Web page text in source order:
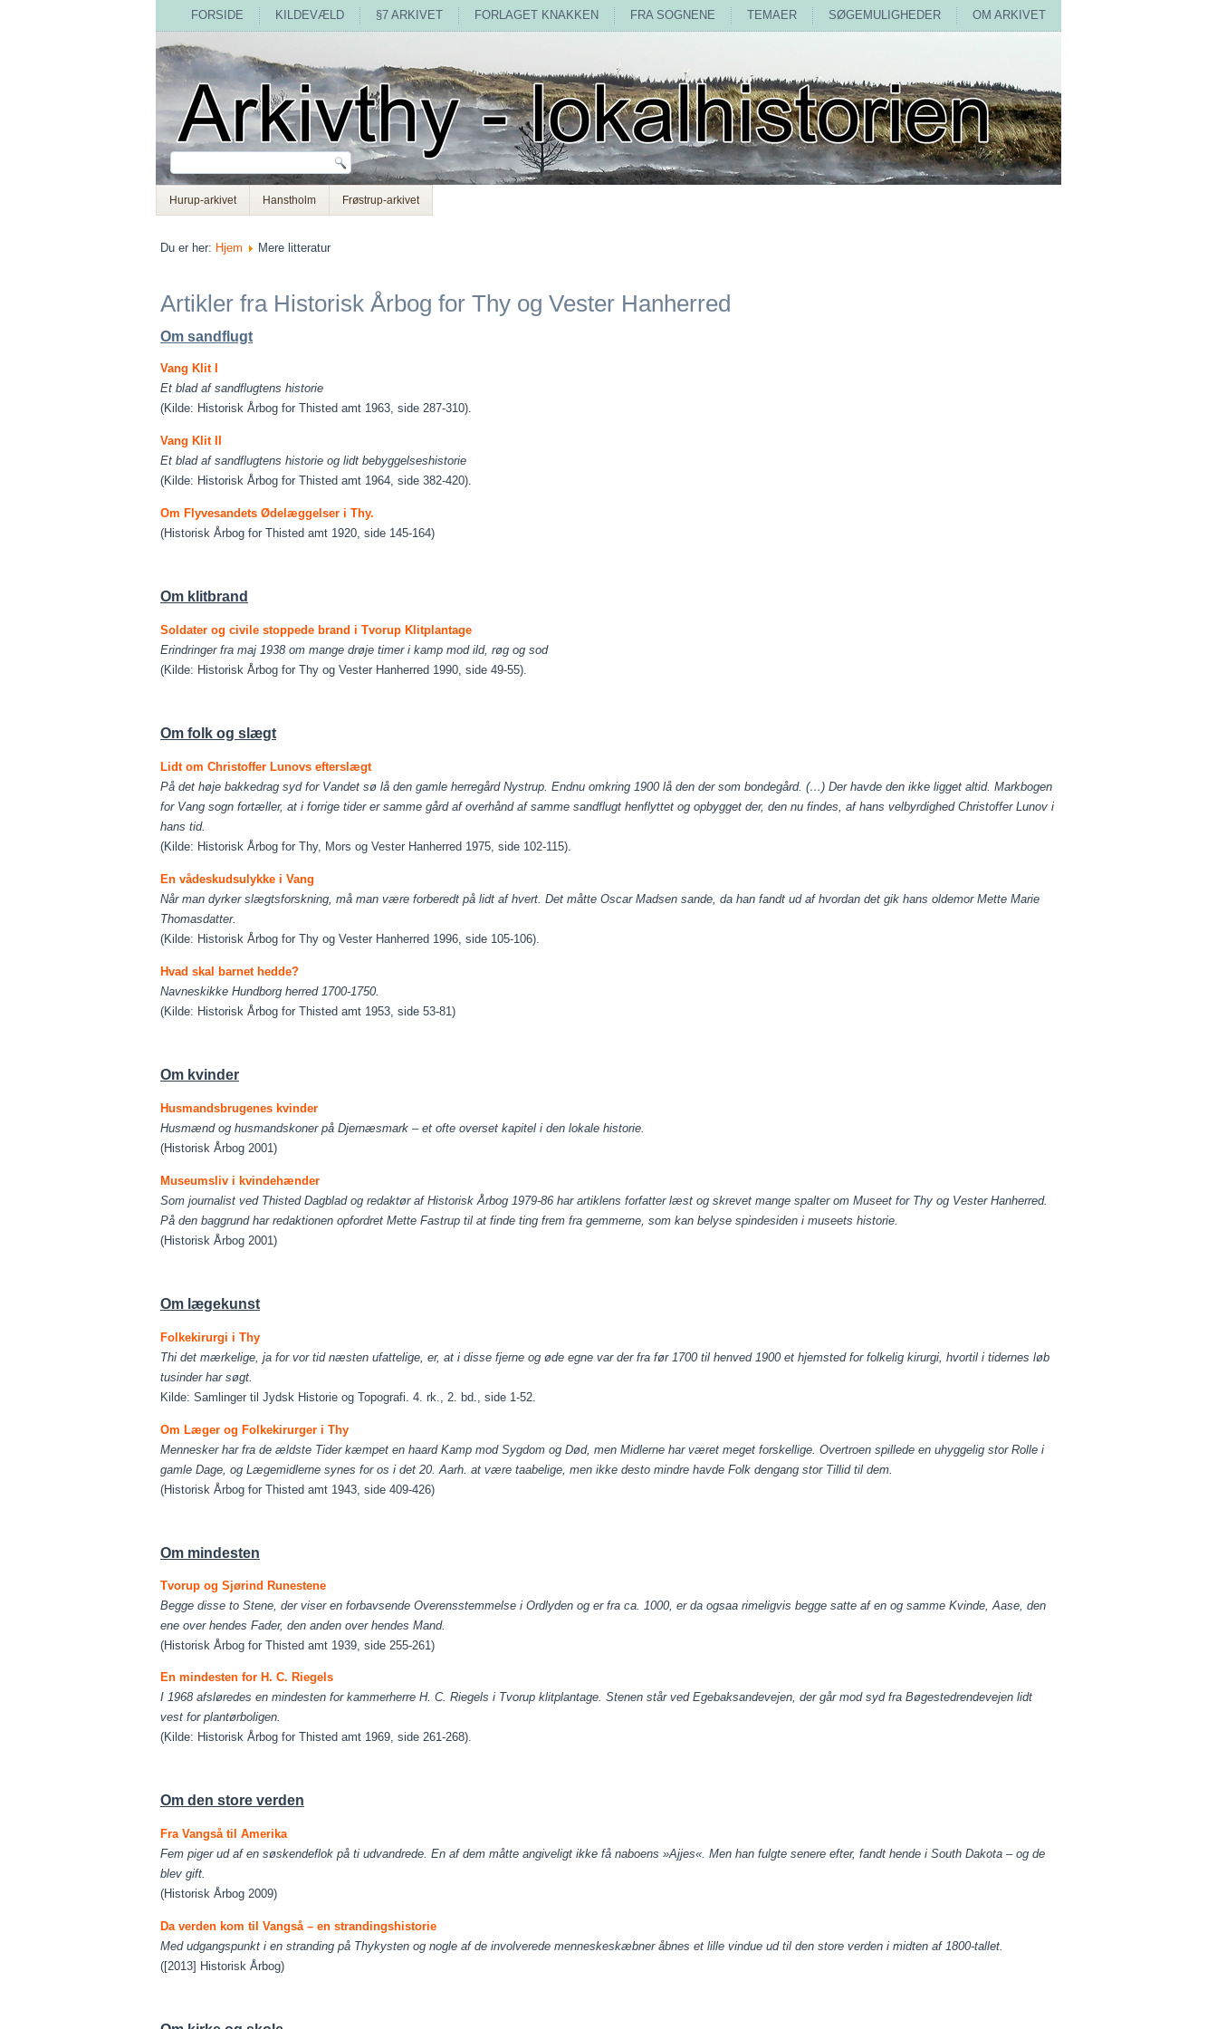
FORSIDE KILDEVÆLD §7 ARKIVET FORLAGET KNAKKEN FRA SOGNENE TEMAER SØGEMULIGHEDER OM ARKIVET
Hurup-arkivet Hanstholm Frøstrup-arkivet
Du er her: Hjem Mere litteratur
Artikler fra Historisk Årbog for Thy og Vester Hanherred
Om sandflugt
Vang Klit I
Et blad af sandflugtens historie
(Kilde: Historisk Årbog for Thisted amt 1963, side 287-310).
Vang Klit II
Et blad af sandflugtens historie og lidt bebyggelseshistorie
(Kilde: Historisk Årbog for Thisted amt 1964, side 382-420).
Om Flyvesandets Ødelæggelser i Thy.
(Historisk Årbog for Thisted amt 1920, side 145-164)
Om klitbrand
Soldater og civile stoppede brand i Tvorup Klitplantage
Erindringer fra maj 1938 om mange drøje timer i kamp mod ild, røg og sod
(Kilde: Historisk Årbog for Thy og Vester Hanherred 1990, side 49-55).
Om folk og slægt
Lidt om Christoffer Lunovs efterslægt
På det høje bakkedrag syd for Vandet sø lå den gamle herregård Nystrup. Endnu omkring 1900 lå den der som bondegård. (…) Der havde den ikke ligget altid. Markbogen
for Vang sogn fortæller, at i forrige tider er samme gård af overhånd af samme sandflugt henflyttet og opbygget der, den nu findes, af hans velbyrdighed Christoffer Lunov i
hans tid.
(Kilde: Historisk Årbog for Thy, Mors og Vester Hanherred 1975, side 102-115).
En vådeskudsulykke i Vang
Når man dyrker slægtsforskning, må man være forberedt på lidt af hvert. Det måtte Oscar Madsen sande, da han fandt ud af hvordan det gik hans oldemor Mette Marie
Thomasdatter.
(Kilde: Historisk Årbog for Thy og Vester Hanherred 1996, side 105-106).
Hvad skal barnet hedde?
Navneskikke Hundborg herred 1700-1750.
(Kilde: Historisk Årbog for Thisted amt 1953, side 53-81)
Om kvinder
Husmandsbrugenes kvinder
Husmænd og husmandskoner på Djernæsmark – et ofte overset kapitel i den lokale historie.
(Historisk Årbog 2001)
Museumsliv i kvindehænder
Som journalist ved Thisted Dagblad og redaktør af Historisk Årbog 1979-86 har artiklens forfatter læst og skrevet mange spalter om Museet for Thy og Vester Hanherred.
På den baggrund har redaktionen opfordret Mette Fastrup til at finde ting frem fra gemmerne, som kan belyse spindesiden i museets historie.
(Historisk Årbog 2001)
Om lægekunst
Folkekirurgi i Thy
Thi det mærkelige, ja for vor tid næsten ufattelige, er, at i disse fjerne og øde egne var der fra før 1700 til henved 1900 et hjemsted for folkelig kirurgi, hvortil i tidernes løb
tusinder har søgt.
Kilde: Samlinger til Jydsk Historie og Topografi. 4. rk., 2. bd., side 1-52.
Om Læger og Folkekirurger i Thy
Mennesker har fra de ældste Tider kæmpet en haard Kamp mod Sygdom og Død, men Midlerne har været meget forskellige. Overtroen spillede en uhyggelig stor Rolle i
gamle Dage, og Lægemidlerne synes for os i det 20. Aarh. at være taabelige, men ikke desto mindre havde Folk dengang stor Tillid til dem.
(Historisk Årbog for Thisted amt 1943, side 409-426)
Om mindesten
Tvorup og Sjørind Runestene
Begge disse to Stene, der viser en forbavsende Overensstemmelse i Ordlyden og er fra ca. 1000, er da ogsaa rimeligvis begge satte af en og samme Kvinde,Aase, den
ene over hendes Fader, den anden over hendes Mand.
(Historisk Årbog for Thisted amt 1939, side 255-261)
En mindesten for H. C. Riegels
I 1968 afsløredes en mindesten for kammerherre H. C. Riegels i Tvorup klitplantage. Stenen står ved Egebaksandevejen, der går mod syd fra Bøgestedrendevejen lidt
vest for plantørboligen.
(Kilde: Historisk Årbog for Thisted amt 1969, side 261-268).
Om den store verden
Fra Vangså til Amerika
Fem piger ud af en søskendeflok på ti udvandrede. En af dem måtte angiveligt ikke få naboens »Ajjes«. Men han fulgte senere efter, fandt hende i South Dakota – og de
blev gift.
(Historisk Årbog 2009)
Da verden kom til Vangså – en strandingshistorie
Med udgangspunkt i en stranding på Thykysten og nogle af de involverede menneskeskæbner åbnes et lille vindue ud til den store verden i midten af 1800-tallet.
([2013] Historisk Årbog)